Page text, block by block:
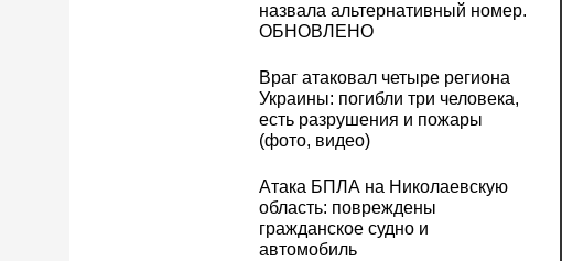
назвала альтернативный номер.
ОБНОВЛЕНО
Враг атаковал четыре региона
Украины: погибли три человека,
есть разрушения и пожары
(фото, видео)
Атака БПЛА на Николаевскую
область: повреждены
гражданское судно и
автомобиль